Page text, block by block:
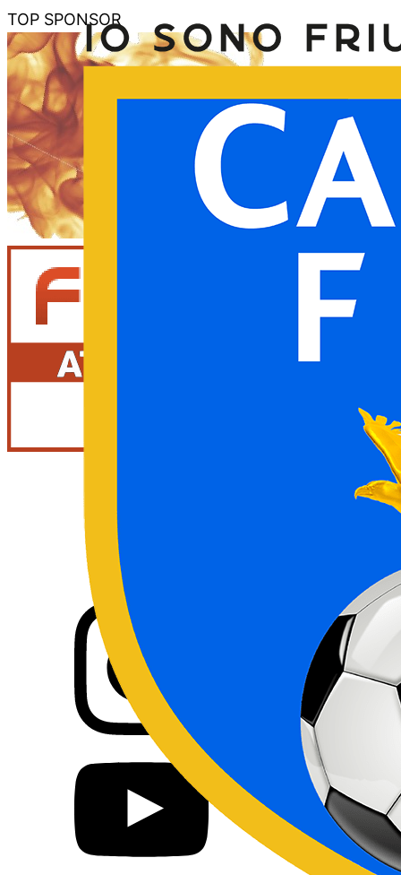
TOP SPONSOR